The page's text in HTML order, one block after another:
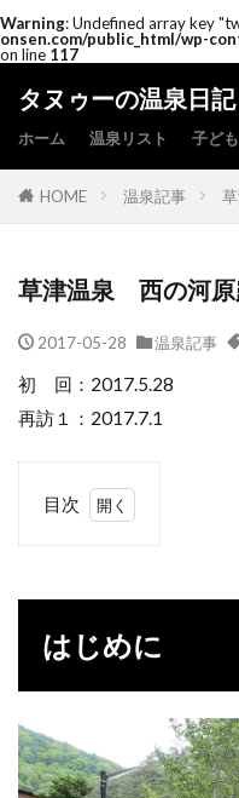
Warning: Undefined array key
onsen.com/public_html/wp-
on line 117
タヌゥーの温泉日記
ホーム 温泉リスト 子ど
HOME 温泉記事
草津温泉 西の河原
2017-05-28 温泉記事
初 回：2017.5.28
再訪１：2017.7.1
目次
に
温
3
感
はじめに